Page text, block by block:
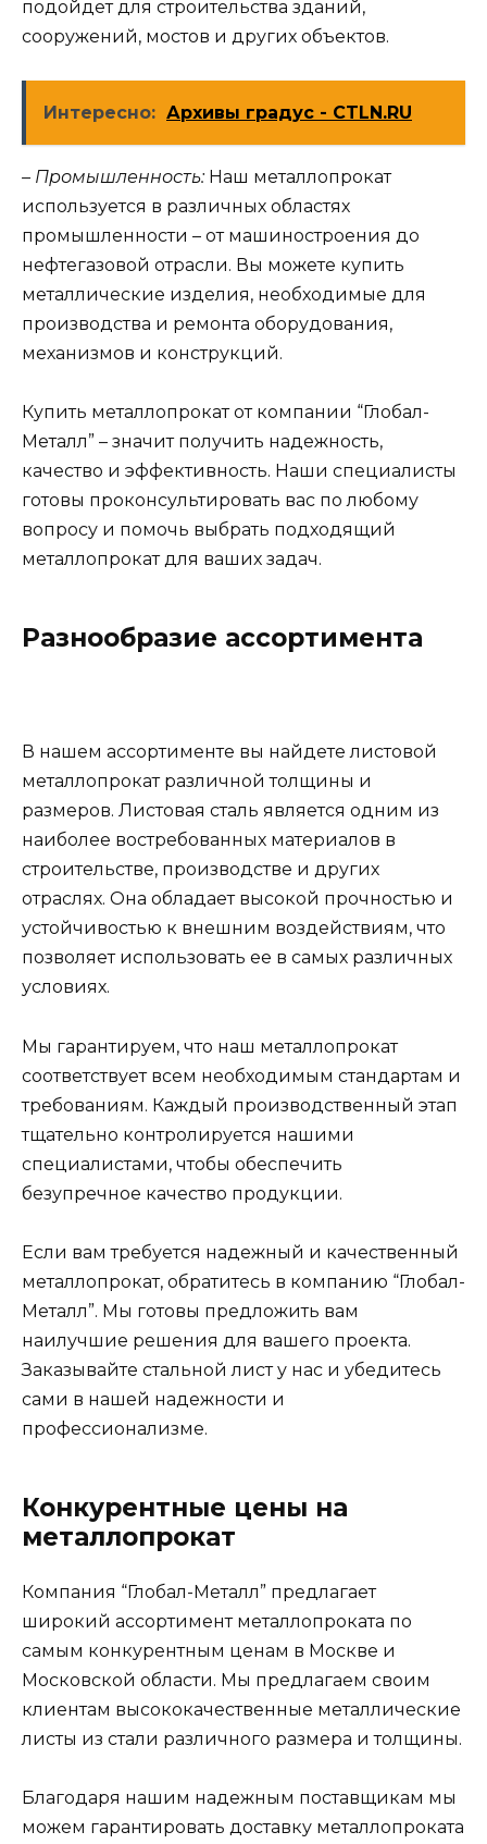
подойдет для строительства зданий,
сооружений, мостов и других объектов.
Интересно: Архивы градус - CTLN.RU
– Промышленность:Наш металлопрокат
используется в различных областях
промышленности – от машиностроения до
нефтегазовой отрасли. Вы можете купить
металлические изделия, необходимые для
производства и ремонта оборудования,
механизмов и конструкций.
Купить металлопрокат от компании “Глобал-
Металл” – значит получить надежность,
качество и эффективность. Наши специалисты
готовы проконсультировать вас по любому
вопросу и помочь выбрать подходящий
металлопрокат для ваших задач.
Разнообразие ассортимента
В нашем ассортименте вы найдете листовой
металлопрокат различной толщины и
размеров. Листовая сталь является одним из
наиболее востребованных материалов в
строительстве, производстве и других
отраслях. Она обладает высокой прочностью и
устойчивостью к внешним воздействиям, что
позволяет использовать ее в самых различных
условиях.
Мы гарантируем, что наш металлопрокат
соответствует всем необходимым стандартам и
требованиям. Каждый производственный этап
тщательно контролируется нашими
специалистами, чтобы обеспечить
безупречное качество продукции.
Если вам требуется надежный и качественный
металлопрокат, обратитесь в компанию “Глобал-
Металл”. Мы готовы предложить вам
наилучшие решения для вашего проекта.
Заказывайте стальной лист у нас и убедитесь
сами в нашей надежности и
профессионализме.
Конкурентные цены на
металлопрокат
Компания “Глобал-Металл” предлагает
широкий ассортимент металлопроката по
самым конкурентным ценам в Москве и
Московской области. Мы предлагаем своим
клиентам высококачественные металлические
листы из стали различного размера и толщины.
Благодаря нашим надежным поставщикам мы
можем гарантировать доставку металлопроката